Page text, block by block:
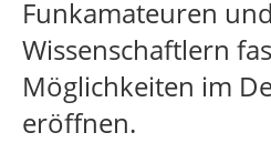
Funkamateuren und
Wissenschaftlern
Möglichkeiten im
eröffnen.